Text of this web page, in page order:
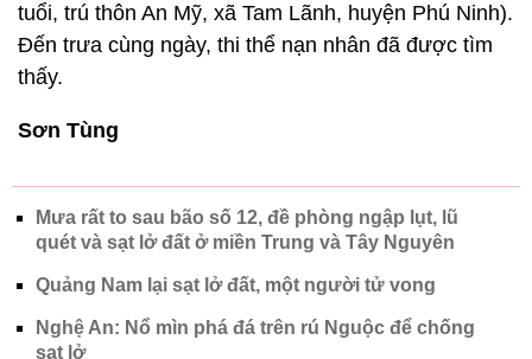
tuổi, trú thôn An Mỹ, xã Tam Lãnh, huyện Phú Ninh).
Đến trưa cùng ngày, thi thể nạn nhân đã được tìm
thấy.
Sơn Tùng
Mưa rất to sau bão số 12, đề phòng ngập lụt, lũ
quét và sạt lở đất ở miền Trung và Tây Nguyên
Quảng Nam lại sạt lở đất, một người tử vong
Nghệ An: Nổ mìn phá đá trên rú Nguộc để chống
sạt lở